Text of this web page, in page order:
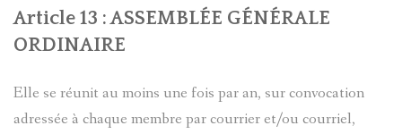
Article 13 : ASSEMBLÉE GÉNÉRALE
ORDINAIRE
Elle se réunit au moins une fois par an, sur convocation
adressée à chaque membre par courrier et/ou courriel,